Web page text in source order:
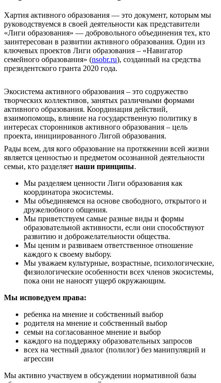
Хартия активного образования — это документ, которым мы
руководствуемся в своей деятельности как представители
«Лиги образования» — добровольного объединения тех, кто
заинтересован в развитии активного образования. Один из
ключевых проектов Лиги образования – «Навигатор
семейного образования» (nsobr.ru), созданный на средства
президентского гранта 2020 года.
Экосистема активного образования – это содружество
творческих коллективов, занятых различными формами
активного образования. Координация действий,
взаимопомощь, влияние на государственную политику в
интересах сторонников активного образования – цель
проекта, инициированного Лигой образования.
Рады всем, для кого образование на протяжении всей жизни
является ценностью и предметом осознанной деятельности
семьи, кто разделяет наши принципы.
Мы разделяем ценности Лиги образования как
координатора экосистемы.
Мы объединяемся на основе свободного, открытого и
дружелюбного общения.
Мы приветствуем самые разные виды и формы
образовательной активности, если они способствуют
развитию и доброжелательности общества.
Мы ценим и развиваем ответственное отношение
каждого к своему выбору.
Мы уважаем культурные, возрастные, психологические,
физиологические особенности всех членов экосистемы,
пока они не наносят ущерб окружающим.
Мы исповедуем права:
ребенка на мнение и собственный выбор
родителя на мнение и собственный выбор
семьи на согласованное мнение и выбор
каждого на поддержку образовательных запросов
всех на честный диалог (полилог) без манипуляций и
агрессии
Мы активно участвуем в обсуждении нормативной базы